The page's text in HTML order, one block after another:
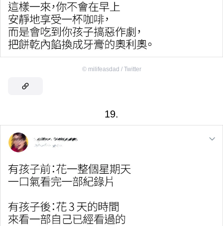
© milifeasdad / Twitter
19.